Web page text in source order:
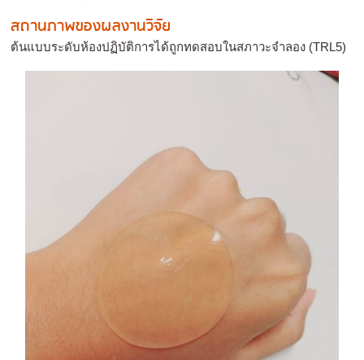
สถานภาพของผลงานวิจัย
ต้นแบบระดับห้องปฏิบัติการได้ถูกทดสอบในสภาวะจำลอง (TRL5)